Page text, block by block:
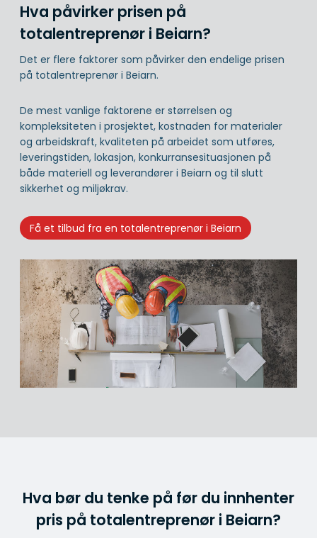
Hva påvirker prisen på
totalentreprenør i Beiarn?
Det er flere faktorer som påvirker den endelige prisen
på totalentreprenør i Beiarn.
De mest vanlige faktorene er størrelsen og
kompleksiteten i prosjektet, kostnaden for materialer
og arbeidskraft, kvaliteten på arbeidet som utføres,
leveringstiden, lokasjon, konkurransesituasjonen på
både materiell og leverandører i Beiarn og til slutt
sikkerhet og miljøkrav.
Få et tilbud fra en totalentreprenør i Beiarn
Hva bør du tenke på før du innhenter
pris på totalentreprenør i Beiarn?